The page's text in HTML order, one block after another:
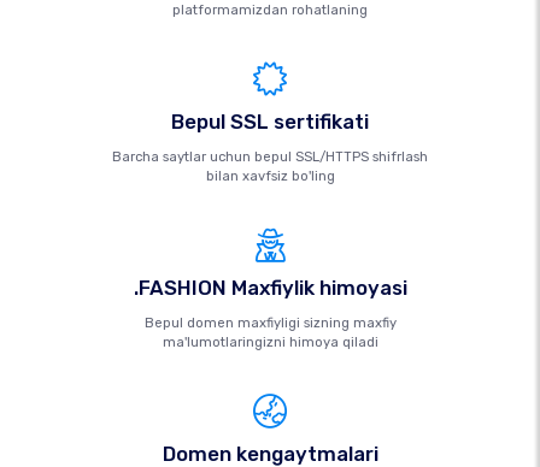
platformamizdan rohatlaning
Bepul SSL sertifikati
Barcha saytlar uchun bepul SSL/HTTPS shifrlash
bilan xavfsiz bo'ling
.FASHION Maxfiylik himoyasi
Bepul domen maxfiyligi sizning maxfiy
ma'lumotlaringizni himoya qiladi
Domen kengaytmalari